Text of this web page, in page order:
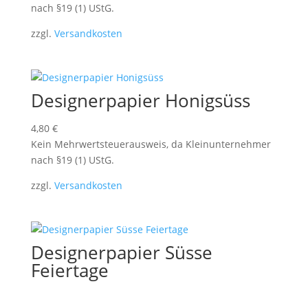
nach §19 (1) UStG.
zzgl. Versandkosten
Designerpapier Honigsüss
4,80 €
Kein Mehrwertsteuerausweis, da Kleinunternehmer
nach §19 (1) UStG.
zzgl. Versandkosten
Designerpapier Süsse
Feiertage